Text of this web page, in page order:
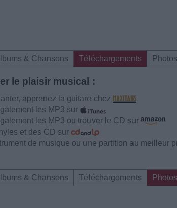
& Chansons Téléchargements Photos
le plaisir musical :
apprenez la guitare chez
les MP3 sur
les MP3 ou trouver le CD sur
et des CD sur
de musique ou une partition au meilleur
& Chansons Téléchargements Photos